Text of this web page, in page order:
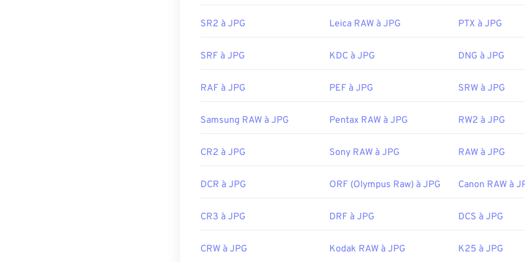
Développé par :
World Wide Web Consortium (W3C)
Liens utiles:
https://www.lifewire.com/svg-file-4120603
faites un clic droit et sélectionnez « Ouvrir avec ».
Chrome, les applications Microsoft comme
et les
redimensionnement d'images
Sortie initiale : 18 septembre 1992
SR2 à JPG Leica RAW à JPG PTX à JPG
SRF à JPG KDC à JPG DNG à JPG
RAF à JPG PEF à JPG SRW à JPG
Samsung RAW à JPG Pentax RAW à JPG RW2 à JPG
CR2 à JPG Sony RAW à JPG RAW à JPG
DCR à JPG ORF (Olympus Raw) à JPG Canon RAW à
CR3 à JPG DRF à JPG DCS à JPG
CRW à JPG Kodak RAW à JPG K25 à JPG